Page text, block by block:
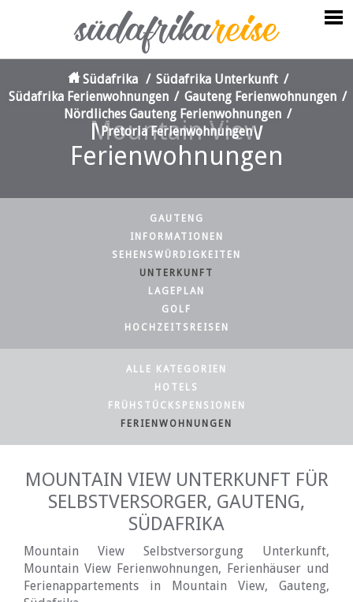
Mountain View
Ferienwohnungen
Südafrika / Südafrika Unterkunft /
Südafrika Ferienwohnungen / Gauteng Ferienwohnungen /
Nördliches Gauteng Ferienwohnungen /
Pretoria Ferienwohnungen
GAUTENG
INFORMATIONEN
SEHENSWÜRDIGKEITEN
UNTERKUNFT
LAGEPLAN
GOLF
HOCHZEITSREISEN
ALLE KATEGORIEN
HOTELS
FRÜHSTÜCKSPENSIONEN
FERIENWOHNUNGEN
MOUNTAIN VIEW UNTERKUNFT FÜR
SELBSTVERSORGER, GAUTENG,
SÜDAFRIKA
Mountain View Selbstversorgung Unterkunft,
Mountain View Ferienwohnungen, Ferienhäuser und
Ferienappartements in Mountain View, Gauteng,